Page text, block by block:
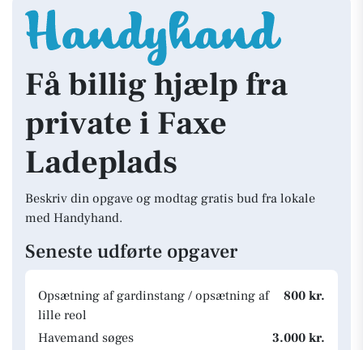
Få billig hjælp fra
private i Faxe
Ladeplads
Beskriv din opgave og modtag gratis bud fra lokale
med Handyhand.
Seneste udførte opgaver
Opsætning af gardinstang / opsætning af
lille reol
800 kr.
Havemand søges
3.000 kr.